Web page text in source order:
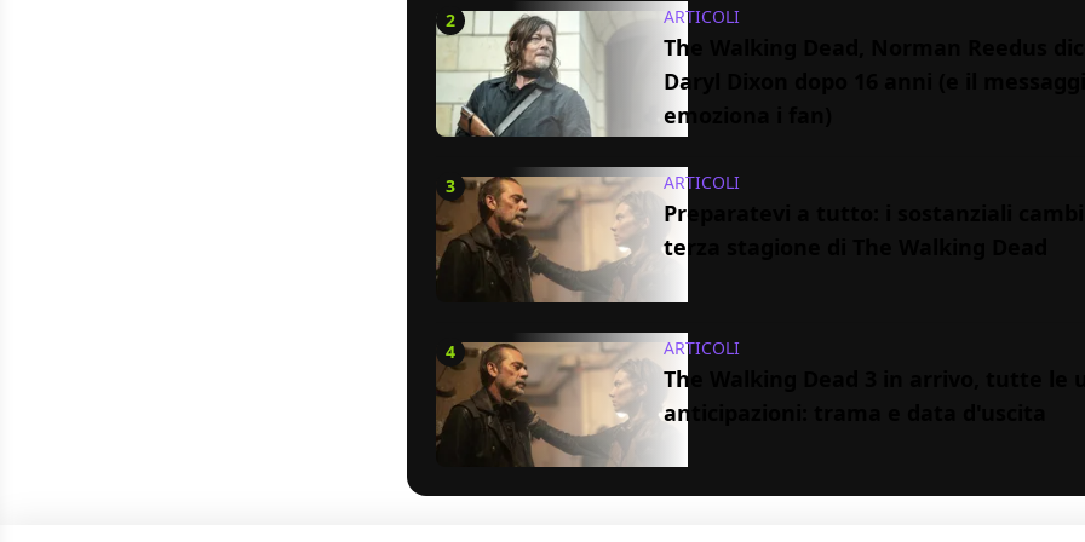
2 ARTICOLI
The Walking Dead, Norman Reedus
Daryl Dixon dopo 16 anni (e il messaggio
emoziona i fan)
3 ARTICOLI
Preparatevi a tutto: i sostanziali cambi
terza stagione di The Walking Dead
4 ARTICOLI
The Walking Dead 3 in arrivo, tutte le
anticipazioni: trama e data d'uscita